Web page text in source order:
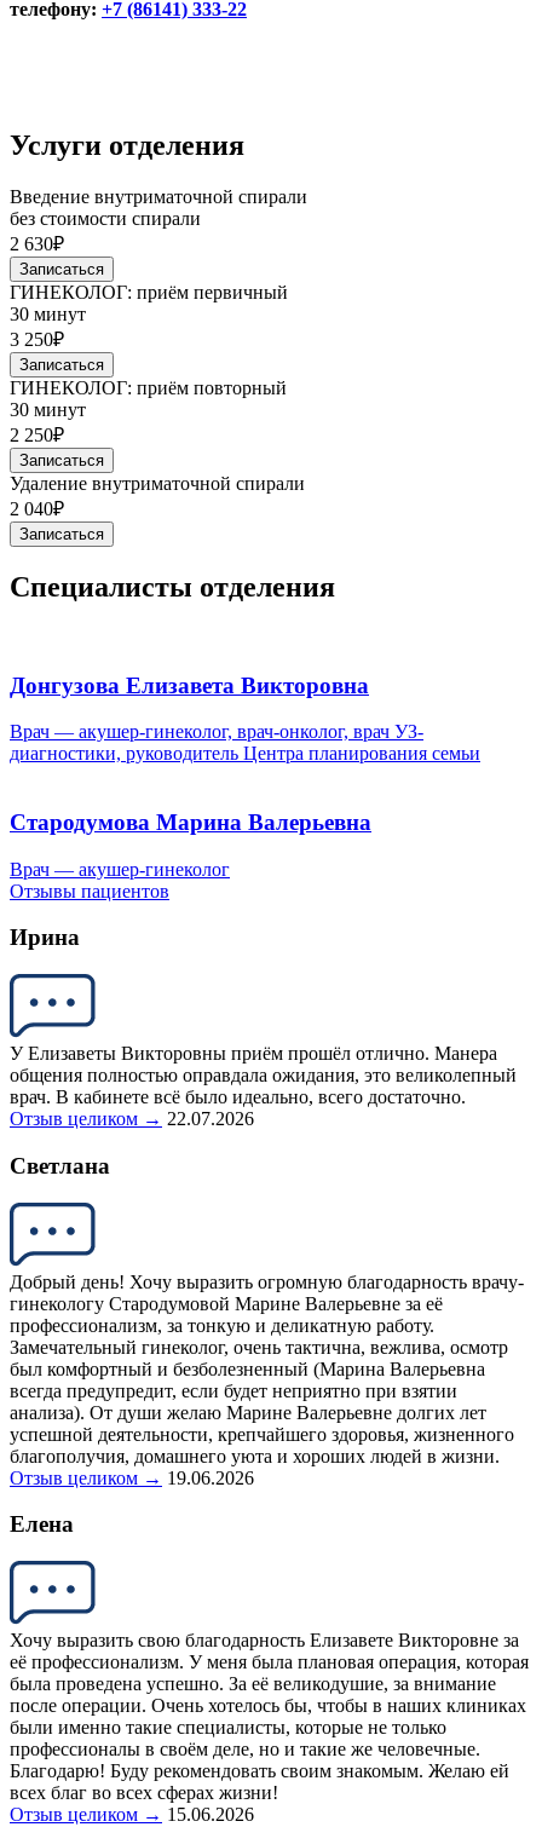
телефону: +7 (86141) 333-22
Услуги отделения
Введение внутриматочной спирали
без стоимости спирали
2 630₽
Записаться
ГИНЕКОЛОГ: приём первичный
30 минут
3 250₽
Записаться
ГИНЕКОЛОГ: приём повторный
30 минут
2 250₽
Записаться
Удаление внутриматочной спирали
2 040₽
Записаться
Специалисты отделения
Донгузова Елизавета Викторовна
Врач — акушер-гинеколог, врач-онколог, врач УЗ-
диагностики, руководитель Центра планирования семьи
Стародумова Марина Валерьевна
Врач — акушер-гинеколог
Отзывы пациентов
Ирина
У Елизаветы Викторовны приём прошёл отлично. Манера
общения полностью оправдала ожидания, это великолепный
врач. В кабинете всё было идеально, всего достаточно.
Отзыв целиком → 22.07.2026
Светлана
Добрый день! Хочу выразить огромную благодарность врачу-
гинекологу Стародумовой Марине Валерьевне за её
профессионализм, за тонкую и деликатную работу.
Замечательный гинеколог, очень тактична, вежлива, осмотр
был комфортный и безболезненный (Марина Валерьевна
всегда предупредит, если будет неприятно при взятии
анализа). От души желаю Марине Валерьевне долгих лет
успешной деятельности, крепчайшего здоровья, жизненного
благополучия, домашнего уюта и хороших людей в жизни.
Отзыв целиком → 19.06.2026
Елена
Хочу выразить свою благодарность Елизавете Викторовне за
её профессионализм. У меня была плановая операция, которая
была проведена успешно. За её великодушие, за внимание
после операции. Очень хотелось бы, чтобы в наших клиниках
были именно такие специалисты, которые не только
профессионалы в своём деле, но и такие же человечные.
Благодарю! Буду рекомендовать своим знакомым. Желаю ей
всех благ во всех сферах жизни!
Отзыв целиком → 15.06.2026